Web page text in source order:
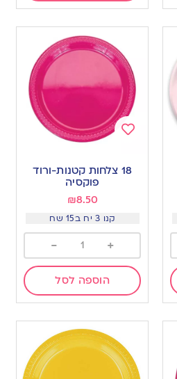
to
18 צלחות קטנות-ורוד
פוקסיה
₪8.50
קנו 3 יח ב15 שח
+
-
הוספה לסל